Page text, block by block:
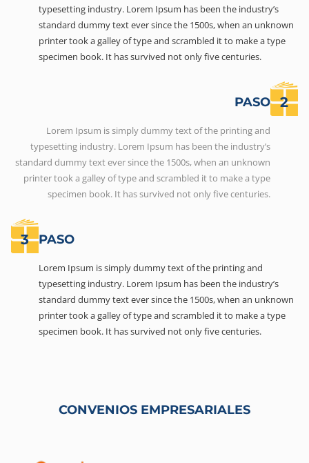
typesetting industry. Lorem Ipsum has been the industry’s
standard dummy text ever since the 1500s, when an unknown
printer took a galley of type and scrambled it to make a type
specimen book. It has survived not only five centuries.
2
PASO
Lorem Ipsum is simply dummy text of the printing and
typesetting industry. Lorem Ipsum has been the industry’s
standard dummy text ever since the 1500s, when an unknown
printer took a galley of type and scrambled it to make a type
specimen book. It has survived not only five centuries.
3 PASO
Lorem Ipsum is simply dummy text of the printing and
typesetting industry. Lorem Ipsum has been the industry’s
standard dummy text ever since the 1500s, when an unknown
printer took a galley of type and scrambled it to make a type
specimen book. It has survived not only five centuries.
CONVENIOS EMPRESARIALES